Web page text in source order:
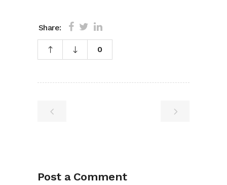
Share:
0
Post a Comment